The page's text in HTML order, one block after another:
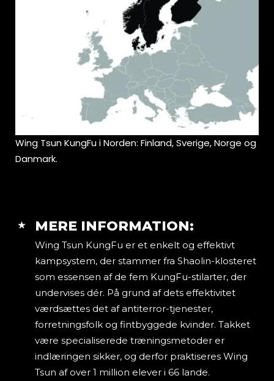
Wing Tsun KungFu i Norden: Finland, Sverige, Norge og
Danmark.
MERE INFORMATION:
Wing Tsun KungFu er et enkelt og effektivt
kampsystem, der stammer fra Shaolin-klosteret
som essensen af de fem KungFu-stilarter, der
undervises dér. På grund af dets effektivitet
værdsættes det af antiterror-tjenester,
forretningsfolk og fintbyggede kvinder. Takket
være specialiserede træningsmetoder er
indlæringen sikker, og derfor praktiseres Wing
Tsun af over 1 million elever i 66 lande.